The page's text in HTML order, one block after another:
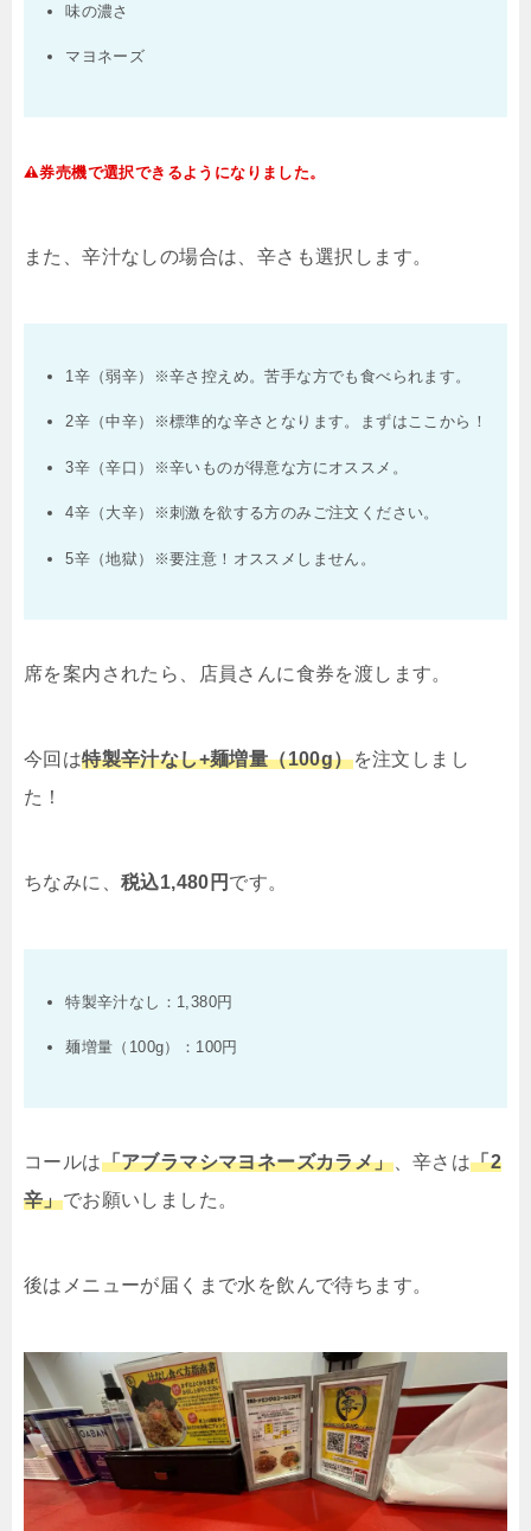
味の濃さ
マヨネーズ
券売機で選択できるようになりました。
また、辛汁なしの場合は、辛さも選択します。
1辛（弱辛）※辛さ控えめ。苦手な方でも食べられます。
2辛（中辛）※標準的な辛さとなります。まずはここから！
3辛（辛口）※辛いものが得意な方にオススメ。
4辛（大辛）※刺激を欲する方のみご注文ください。
5辛（地獄）※要注意！オススメしません。
席を案内されたら、店員さんに食券を渡します。
今回は特製辛汁なし+麺増量（100g）を注文しまし
た！
ちなみに、 税込1,480円 です。
特製辛汁なし：1,380円
麺増量（100g）：100円
コールは「アブラマシマヨネーズカラメ」、辛さは「2
辛」でお願いしました。
後はメニューが届くまで水を飲んで待ちます。